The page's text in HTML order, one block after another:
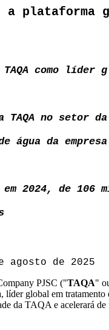
a
como líder
TAQA no setor
água da
em 2024, de
agosto de 2025
PJSC ("TAQA"
global em
da TAQA e acelerará